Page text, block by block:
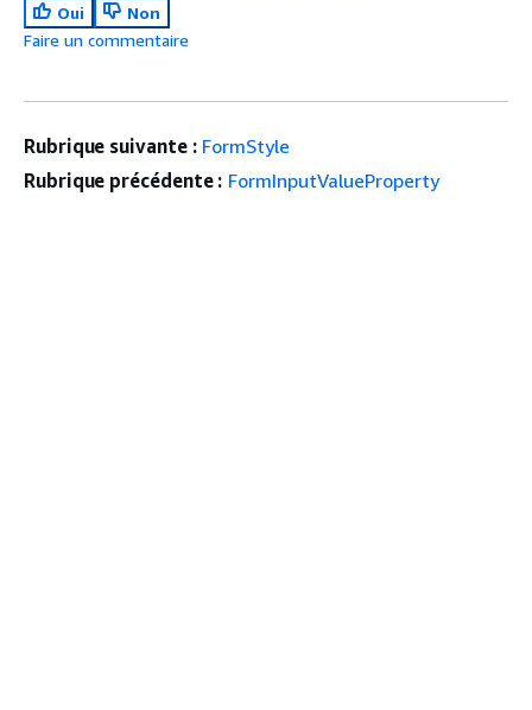
Oui
Non
Faire un commentaire
Rubrique suivante : FormStyle
Rubrique précédente : FormInputValueProperty